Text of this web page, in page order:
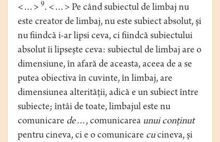
<…> 9. <…> Pe când subiectul de limbaj nu
este creator de limbaj, nu este subiect absolut, şi
nu fiindcă i-ar lipsi ceva, ci fiindcă subiectului
absolut îi lipseşte ceva: subiectul de limbaj are o
dimensiune, în afară de aceasta, aceea de a se
putea obiectiva în cuvinte, în limbaj, are
dimensiunea alterităţii, adică e un subiect între
subiecte; întâi de toate, limbajul este nu
comunicare de…, comunicarea unui conţinut
pentru cineva, ci e o comunicare cucineva, şi